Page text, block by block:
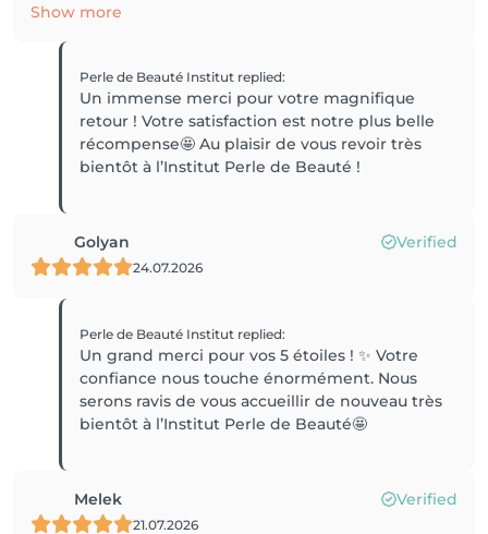
Show more
Perle de Beauté Institut replied:
Un immense merci pour votre magnifique
retour ! Votre satisfaction est notre plus belle
récompense🤩 Au plaisir de vous revoir très
bientôt à l’Institut Perle de Beauté !
Golyan Verified
24.07.2026
Perle de Beauté Institut replied:
Un grand merci pour vos 5 étoiles ! ✨ Votre
confiance nous touche énormément. Nous
serons ravis de vous accueillir de nouveau très
bientôt à l’Institut Perle de Beauté🤩
Melek Verified
21.07.2026